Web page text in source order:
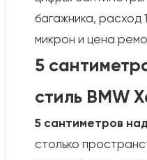
багажника, расход
микрон и цена
5
стиль BMW
5 сантиметров
столько